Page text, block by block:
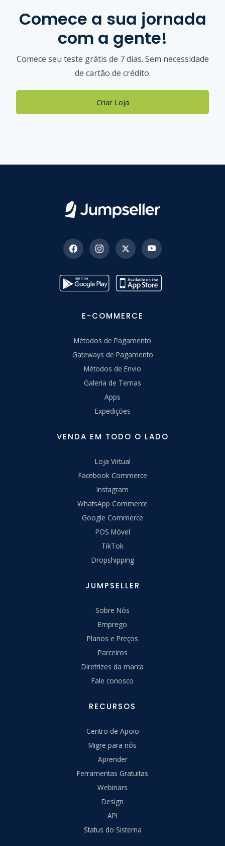
Comece a sua jornada
com a gente!
Comece seu teste grátis de 7 dias. Sem necessidade
de cartão de crédito.
Criar Loja
E-COMMERCE
Métodos de Pagamento
Gateways de Pagamento
Métodos de Envio
Galeria de Temas
Apps
Expedições
VENDA EM TODO O LADO
Loja Virtual
Facebook Commerce
Instagram
WhatsApp Commerce
Google Commerce
POS Móvel
TikTok
Dropshipping
JUMPSELLER
Sobre Nós
Emprego
Planos e Preços
Parceiros
Diretrizes da marca
Fale conosco
RECURSOS
Centro de Apoio
Migre para nós
Aprender
Ferramentas Gratuitas
Webinars
Design
API
Status do Sistema